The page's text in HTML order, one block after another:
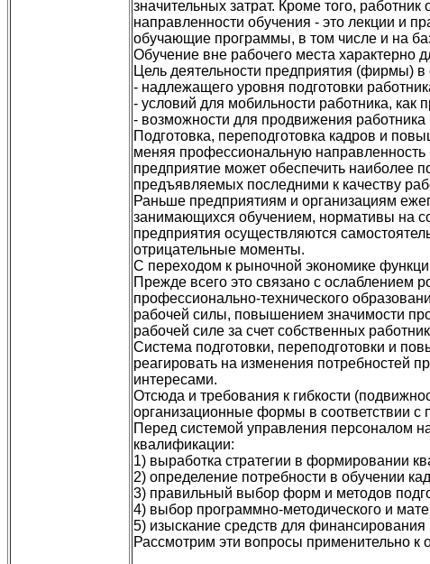
значительных затрат. Кроме того,
направленности обучения - это лекции и
обучающие программы, в том числе и на
Обучение вне рабочего места характерно
Цель деятельности предприятия (фирмы) в
- надлежащего уровня подготовки
- условий для мобильности работника,
- возможности для продвижения
Подготовка, переподготовка кадров и
меняя профессиональную направленность
предприятие может обеспечить наиболее
предъявляемых последними к качеству
Раньше предприятиям и организациям
занимающихся обучением, нормативы на
предприятия осуществляются
отрицательные моменты.
С переходом к рыночной экономике
Прежде всего это связано с ослаблением
профессионально-технического
рабочей силы, повышением значимости
рабочей силе за счет собственных
Система подготовки, переподготовки и
реагировать на изменения потребностей
интересами.
Отсюда и требования к гибкости
организационные формы в соответствии с
Перед системой управления персоналом
квалификации:
1) выработка стратегии в формировании
2) определение потребности в обучении
3) правильный выбор форм и методов
4) выбор программно-методического и
5) изыскание средств для
Рассмотрим эти вопросы применительно к